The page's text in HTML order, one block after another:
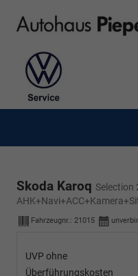
Skoda Karoq Selection
Fahrzeugnr.: 21015
UVP ohne
Überführungskosten